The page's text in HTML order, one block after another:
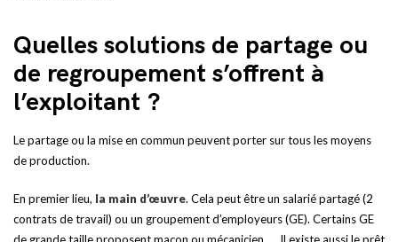
Quelles solutions de partage ou
de regroupement s’offrent à
l’exploitant ?
Le partage ou la mise en commun peuvent porter sur tous les moyens
de production.
En premier lieu, la main d’œuvre. Cela peut être un salarié partagé (2
contrats de travail) ou un groupement d’employeurs (GE). Certains GE